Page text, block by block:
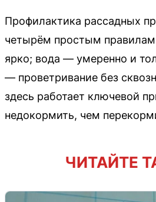
Профилактика рассадных
четырём простым
ярко; вода — умеренно и
— проветривание без
здесь работает ключевой
недокормить, чем
ЧИТАЙТЕ